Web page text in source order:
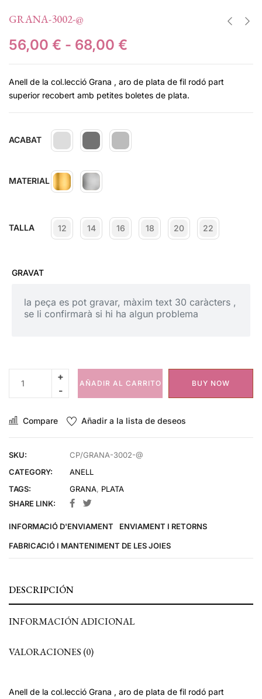
GRANA-3002-@
56,00 € - 68,00 €
Anell de la col.lecció Grana , aro de plata de fil rodó part
superior recobert amb petites boletes de plata.
ACABAT
MATERIAL
TALLA 12 14 16 18 20 22
GRAVAT
AÑADIR AL CARRITO BUY NOW
Compare Añadir a la lista de deseos
SKU:
CP/GRANA-3002-@
CATEGORY:
ANELL
TAGS:
GRANA, PLATA
SHARE LINK:
INFORMACIÓ D'ENVIAMENT ENVIAMENT I RETORNS
FABRICACIÓ I MANTENIMENT DE LES JOIES
DESCRIPCIÓN
INFORMACIÓN ADICIONAL
VALORACIONES (0)
Anell de la col.lecció Grana , aro de plata de fil rodó part